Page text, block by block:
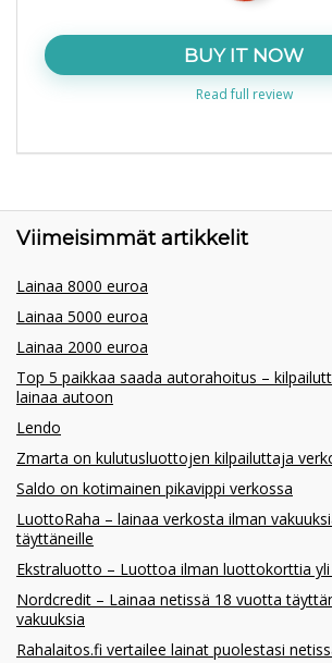
BUY IT NOW
Read full review
Viimeisimmät artikkelit
Lainaa 8000 euroa
Lainaa 5000 euroa
Lainaa 2000 euroa
Top 5 paikkaa saada autorahoitus –
lainaa autoon
Lendo
Zmarta on kulutusluottojen kilpailuttaja
Saldo on kotimainen pikavippi verkossa
LuottoRaha – lainaa verkosta ilman
täyttäneille
Ekstraluotto – Luottoa ilman luottokorttia
Nordcredit – Lainaa netissä 18 vuotta
vakuuksia
Rahalaitos.fi vertailee lainat puolestasi